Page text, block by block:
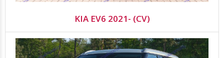
KIA EV6 2021- (CV)